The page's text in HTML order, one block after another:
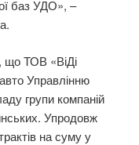
баз УДО», –
що ТОВ «ВіДі
Управлінню
групи компаній
Упродовж
на суму у